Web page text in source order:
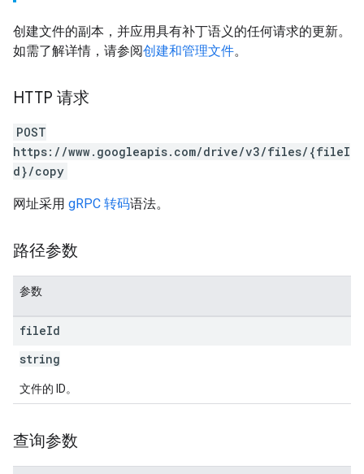
创建文件的副本，并应用具有补丁语义的任何请求的更新。
如需了解详情，请参阅创建和管理文件。
HTTP 请求
POST
https://www.googleapis.com/drive/v3/files/{fileI
d}/copy
网址采用 gRPC 转码语法。
路径参数
参数
fileId
string
文件的 ID。
查询参数